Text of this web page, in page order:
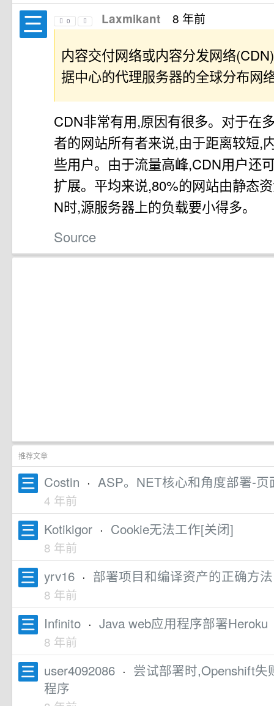
0 Laxmikant 8 年前
内容交付网络或内容分发网络
据中心的代理服务器的全球分布网
CDN非常有用,原因有很多。对于在
者的网站所有者来说,由于距离较短,
些用户。由于流量高峰,CDN用户还
扩展。平均来说,80%的网站由静态
N时,源服务器上的负载要小得多。
Source
推荐文章
Costin · ASP。NET核心和角度部署-
4 年前
Kotikigor · Cookie无法工作[关闭]
8 年前
yrv16 · 部署项目和编译资产的正确方法
8 年前
Infinito · Java web应用程序部署Heroku
8 年前
user4092086 · 尝试部署时,Openshift
程序